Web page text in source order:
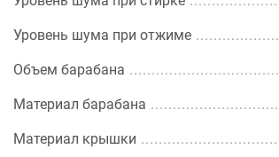
Уровень шума при отжиме
Объем барабана
Материал барабана
Материал крышки